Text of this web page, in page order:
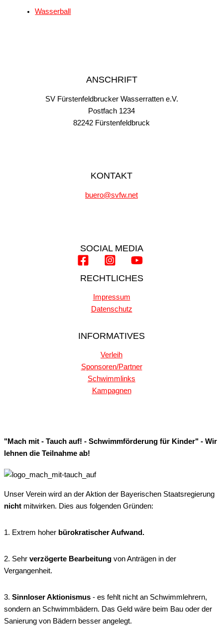
Wasserball
ANSCHRIFT
SV Fürstenfeldbrucker Wasserratten e.V.
Postfach 1234
82242 Fürstenfeldbruck
KONTAKT
buero@svfw.net
SOCIAL MEDIA
RECHTLICHES
Impressum
Datenschutz
INFORMATIVES
Verleih
Sponsoren/Partner
Schwimmlinks
Kampagnen
"Mach mit - Tauch auf! - Schwimmförderung für Kinder" - Wir
lehnen die Teilnahme ab!
Unser Verein wird an der Aktion der Bayerischen Staatsregierung
nicht mitwirken. Dies aus folgenden Gründen:
1. Extrem hoher bürokratischer Aufwand.
2. Sehr verzögerte Bearbeitung von Anträgen in der
Vergangenheit.
3. Sinnloser Aktionismus - es fehlt nicht an Schwimmlehrern,
sondern an Schwimmbädern. Das Geld wäre beim Bau oder der
Sanierung von Bädern besser angelegt.